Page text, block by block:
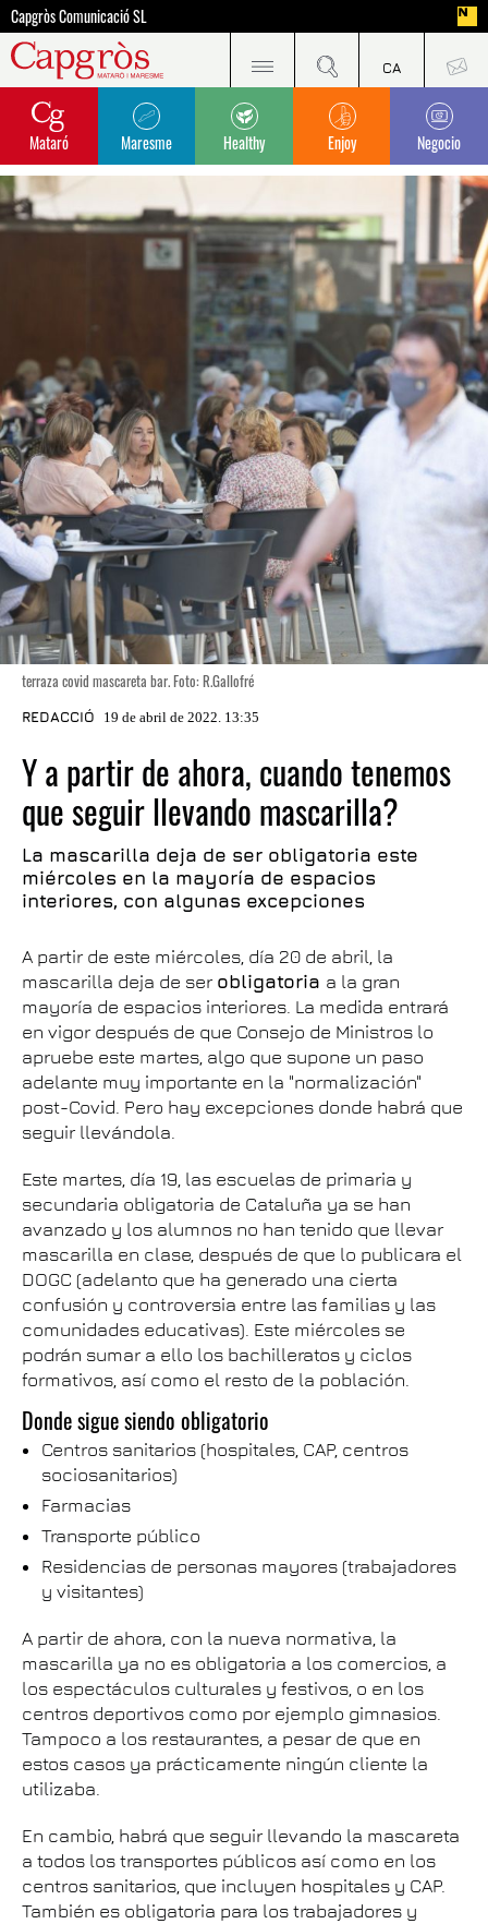
Capgròs Comunicació SL
Mataró Maresme Healthy Enjoy Negocio
terraza covid mascareta bar. Foto: R.Gallofré
REDACCIÓ 19 de abril de 2022. 13:35
Y a partir de ahora, cuando tenemos
que seguir llevando mascarilla?
La mascarilla deja de ser obligatoria este
miércoles en la mayoría de espacios
interiores, con algunas excepciones
A partir de este miércoles, día 20 de abril, la
mascarilla deja de ser obligatoria a la gran
mayoría de espacios interiores. La medida entrará
en vigor después de que Consejo de Ministros lo
apruebe este martes, algo que supone un paso
adelante muy importante en la "normalización"
post-Covid. Pero hay excepciones donde habrá que
seguir llevándola.
Este martes, día 19, las escuelas de primaria y
secundaria obligatoria de Cataluña ya se han
avanzado y los alumnos no han tenido que llevar
mascarilla en clase, después de que lo publicara el
DOGC (adelanto que ha generado una cierta
confusión y controversia entre las familias y las
comunidades educativas). Este miércoles se
podrán sumar a ello los bachilleratos y ciclos
formativos, así como el resto de la población.
Donde sigue siendo obligatorio
Centros sanitarios (hospitales, CAP, centros
sociosanitarios)
Farmacias
Transporte público
Residencias de personas mayores (trabajadores
y visitantes)
A partir de ahora, con la nueva normativa, la
mascarilla ya no es obligatoria a los comercios, a
los espectáculos culturales y festivos, o en los
centros deportivos como por ejemplo gimnasios.
Tampoco a los restaurantes, a pesar de que en
estos casos ya prácticamente ningún cliente la
utilizaba.
En cambio, habrá que seguir llevando la mascareta
a todos los transportes públicos así como en los
centros sanitarios, que incluyen hospitales y CAP.
También es obligatoria para los trabajadores y